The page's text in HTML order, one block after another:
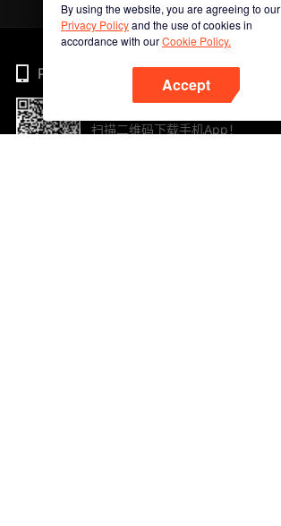
By using the website, you are agreeing to our
Privacy Policyand the use of cookies in
accordance with ourCookie Policy.
Accept
Phone
扫描二维码下载手机App！